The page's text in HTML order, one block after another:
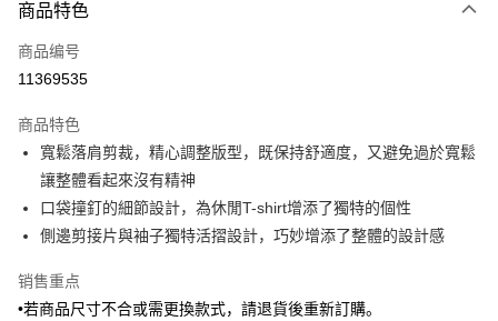
信用卡一次付款
信用卡分期付款
合作金库商业银行
华南商业银行
彰化商业银行
上海商业储蓄银行
国泰世华商业银行
兆丰国际商业银行
台湾中小企业银行
台中商业银行
联邦商业银行
元大商业银行
永丰商业银行
6期 0利率，每期
华南商业银行
上海商业储蓄银行
台北富邦商业银行
国泰世华商业银行
兆丰国际商业银行
汇丰（台湾）商业银行
联邦商业银行
远东国际商业银行
Apple Pay
街口支付
运送方式
商品特色
商品编号
11369535
商品特色
寬鬆落肩剪裁，精心調整版型，既保持舒適度，又避免過於寬鬆
讓整體看起來沒有精神
口袋撞釘的細節設計，為休閒T-shirt增添了獨特的個性
側邊剪接片與袖子獨特活摺設計，巧妙增添了整體的設計感
销售重点
•若商品尺寸不合或需更換款式，請退貨後重新訂購。